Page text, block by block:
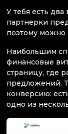
У тебя есть
партнерки
поэтому можно
Наибольшим
финансовые
страницу, где
предложений.
конверсию:
одно из